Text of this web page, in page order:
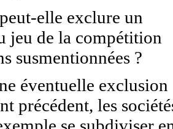
elle exclure un
jeu de la compétition
susmentionnées ?
éventuelle exclusion
précédent, les